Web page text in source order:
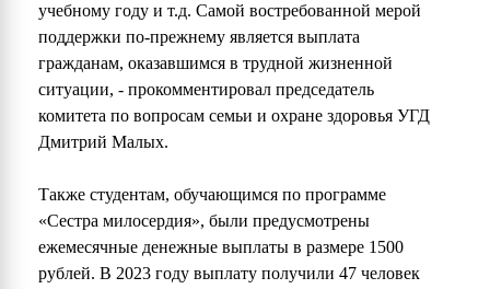
учебному году и т.д. Самой востребованной мерой
поддержки по-прежнему является выплата
гражданам, оказавшимся в трудной жизненной
ситуации, - прокомментировал председатель
комитета по вопросам семьи и охране здоровья УГД
Дмитрий Малых.
Также студентам, обучающимся по программе
«Сестра милосердия», были предусмотрены
ежемесячные денежные выплаты в размере 1500
рублей. В 2023 году выплату получили 47 человек